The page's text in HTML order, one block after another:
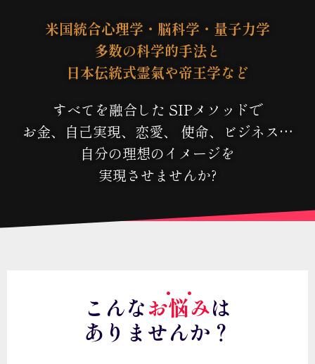
米国統合心理学・脳科学・量子力学
多数の科学的手法と
日本伝統式霊氣や帝王学など
すべてを融合した SIPメソッドで
お金、自己実現、恋愛、 使命、ビジネス…
自分の理想のイメージを
実現させませんか?
・・
こんなお悩みは
ありませんか？